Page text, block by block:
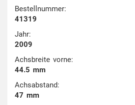
Bestellnummer:
41319
Jahr:
2009
Achsbreite vorne:
44.5 mm
Achsabstand:
47 mm